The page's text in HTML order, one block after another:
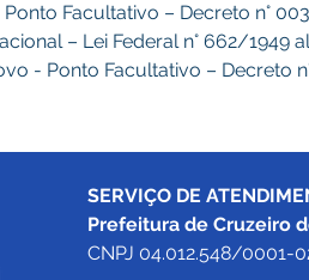
Facultativo – Decreto n°
– Lei Federal n° 662/1949
- Ponto Facultativo – Decreto
SERVIÇO DE
Prefeitura de Cruzeiro
CNPJ 04.012.548/0001-